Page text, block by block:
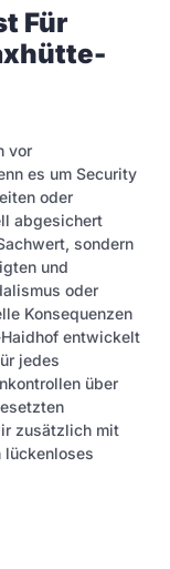
Für
vor
es um Security
oder
abgesichert
sondern
und
oder
Konsequenzen
entwickelt
jedes
über
zusätzlich mit
lückenloses